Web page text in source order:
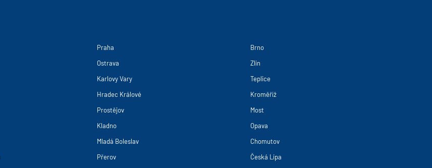
Praha
Brno
Ostrava
Zlín
Karlovy Vary
Teplice
Hradec Králové
Kroměříž
Prostějov
Most
Kladno
Opava
Mladá Boleslav
Chomutov
Přerov Česká Lípa